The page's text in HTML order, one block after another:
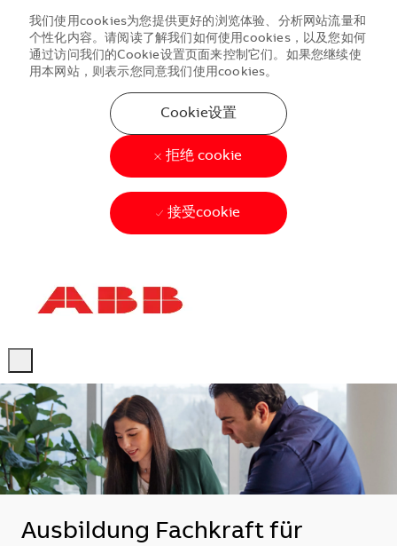
-
-
我们使用cookies为您提供更好的浏览体验、分析网站流量和
个性化内容。请阅读了解我们如何使用cookies，以及您如何
通过访问我们的Cookie设置页面来控制它们。如果您继续使
用本网站，则表示您同意我们使用cookies。
Cookie设置
拒绝 cookie
接受cookie
Ausbildung Fachkraft für